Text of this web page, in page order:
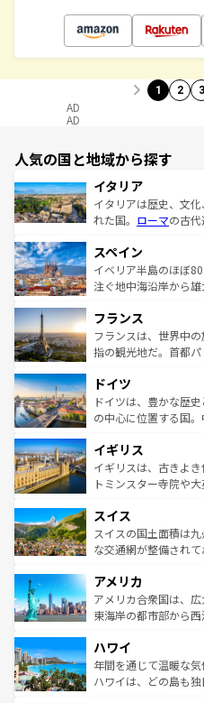
1 2 3
AD
AD
人気の国と地域から探す
イタリア
イタリアは歴史、文
れた国。 ローマの古
ろん、トスカーナの
景など、自然景観も
ピザやパスタなど、
ませてくれるイタリア
なお、新着のイタリ
しい。
スペイン
イベリア半島のほぼ
注ぐ地中海沿岸から
文化が根付くこの国で
れる闘牛、そして美
る。首都マドリード
の城塞都市、穏やか
せる。地方によって
フランス
フランスは、世界中
指の観光地だ。首都
で、幅広い魅力が詰
聖堂、美しいビーチ
から魅了する。また
いる。シャンパンの発
香り高いラベンダー
らに、パリ以外の地
れる地方に足を運ぶ
きるだろう
を参照してほしい。
ドイツ
ドイツは、豊かな歴
の中心に位置する国
顔を持つこの国は、ど
ルリンの文化的活気
してライン川沿いの
は、お酒好きな人にはぜひ体
ドイツ情報はコンテ
イギリス
イギリスは、古きよ
トミンスター寺院や
リアごとに異なる魅
ティー、ビール好き
戦など、本場だから
ンツ一覧を参照してほ
スイス
スイスの国土面積は
な交通網が整備され
の建物がそのまま残る
博物館もあり、アルプ
ことができる。国民
ば市内交通費無料で観光
着のスイス情報はコ
アメリカ
アメリカ合衆国は、広
東海岸の都市部から
のような巨大都市は、
ンメントが詰まった
西部には大自然が広
ハワイ
年間を通じて温暖な
ハワイは、どの島も